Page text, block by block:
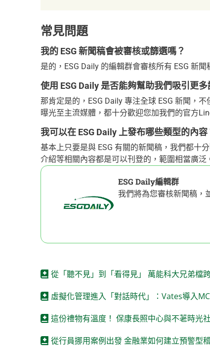
常見問題
我的 ESG 新聞稿會被審核或篩選嗎？
是的，ESG Daily 的編輯群會審核所有 ESG 新
使用 ESG Daily 是否能夠幫助我們吸引更
那肯定是的，ESG Daily 專注全球 ESG 新聞，
曝光至主流媒體，都十分歡迎您加我們的官方
我可以在 ESG Daily 上發布哪些類型的內容
基本上只要是與 ESG 有關的新聞稿，我們都十
介紹等相關內容都是可以刊登的，範圍相當廣泛
ESG Daily編輯群
我們將為您審核新聞稿，
從「聽不見」到「看得見」 萬能科大兄弟
虛擬化管理進入「對話時代」：Vates導入
這份禮物有溫度！ 保康長照中心與不荖時光
從行員挪用案例出發 金融業如何建立預警型